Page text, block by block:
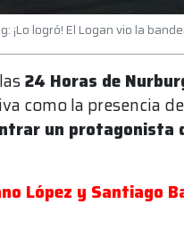
¡Lo logró! El Logan vio la
24 Horas de
como la presencia de
un protagonista
López y Santiago